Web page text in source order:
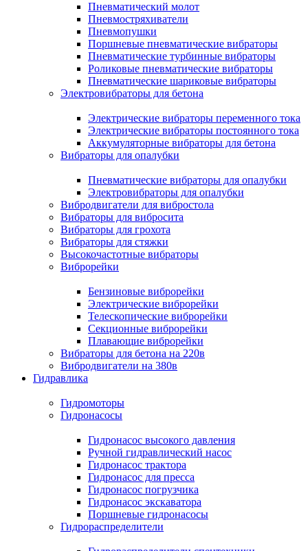
Пневматический молот
Пневмостряхиватели
Пневмопушки
Поршневые пневматические вибраторы
Пневматические турбинные вибраторы
Роликовые пневматические вибраторы
Пневматические шариковые вибраторы
Электровибраторы для бетона
Электрические вибраторы переменного тока
Электрические вибраторы постоянного тока
Аккумуляторные вибраторы для бетона
Вибраторы для опалубки
Пневматические вибраторы для опалубки
Электровибраторы для опалубки
Вибродвигатели для вибростола
Вибраторы для вибросита
Вибраторы для грохота
Вибраторы для стяжки
Высокочастотные вибраторы
Виброрейки
Бензиновые виброрейки
Электрические виброрейки
Телескопические виброрейки
Секционные виброрейки
Плавающие виброрейки
Вибраторы для бетона на 220в
Вибродвигатели на 380в
Гидравлика
Гидромоторы
Гидронасосы
Гидронасос высокого давления
Ручной гидравлический насос
Гидронасос трактора
Гидронасос для пресса
Гидронасос погрузчика
Гидронасос экскаватора
Поршневые гидронасосы
Гидрораспределители